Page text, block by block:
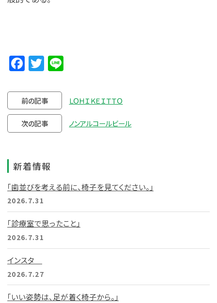
Facebook
Twitter
前の記事 ＬＯＨＩＫＥＩＴＴＯ
次の記事 ノンアルコールビール
新着情報
「歯並びを考える前に、椅子を見てください。」
2026.7.31
「診療室で思ったこと」
2026.7.31
インスタ
2026.7.27
「いい姿勢は、足が着く椅子から。」